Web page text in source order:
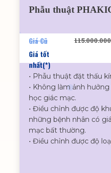
Phẫu thuật
• Phẫu thuật đặt thấu
• Không làm ảnh
học giác mạc.
• Điều chỉnh được độ
những bệnh nhân có
mạc bất thường.
• Điều chỉnh được độ
Giá tốt
nhất(*)
Giá Cũ